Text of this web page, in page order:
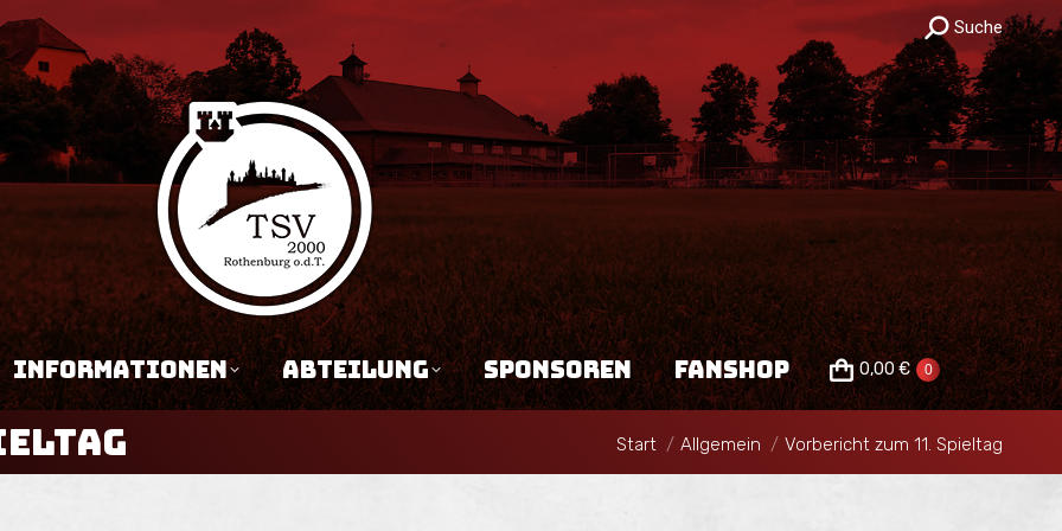
Search:
Suche
INFORMATIONEN ABTEILUNG SPONSOREN FANSHOP 0,00€ 0
Sie befinden sich hier:
Start Allgemein Vorbericht zum 11. Spieltag
JUGEND INFORMATIONEN SPONSOREN
FANSHOP
0,00€